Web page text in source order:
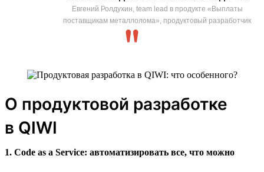
Евгений Ролдухин, team lead в продукте «Выплаты
поставщикам металлолома», продуктовый разработчик
О продуктовой разработке
в QIWI
1. Code as a Service: автоматизировать все, что можно